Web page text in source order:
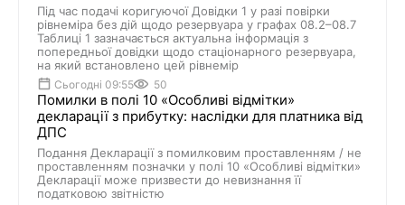
Під час подачі коригуючої Довідки 1 у разі повірки
рівнеміра без дій щодо резервуара у графах 08.2–08.7
Таблиці 1 зазначається актуальна інформація з
попередньої довідки щодо стаціонарного резервуара,
на який встановлено цей рівнемір
Сьогодні 09:55 50
Помилки в полі 10 «Особливі відмітки»
декларації з прибутку: наслідки для платника від
ДПС
Подання Декларації з помилковим проставленням / не
проставленням позначки у полі 10 «Особливі відмітки»
Декларації може призвести до невизнання її
податковою звітністю